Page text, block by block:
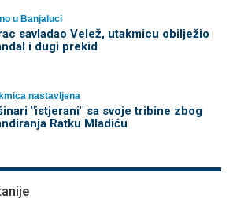
u Banjaluci
savladao Velež, utakmicu obilježio
i dugi prekid
nastavljena
"istjerani" sa svoje tribine zbog
Ratku Mladiću